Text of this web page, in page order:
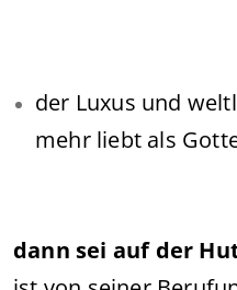
der Luxus und
mehr liebt als
dann sei auf der